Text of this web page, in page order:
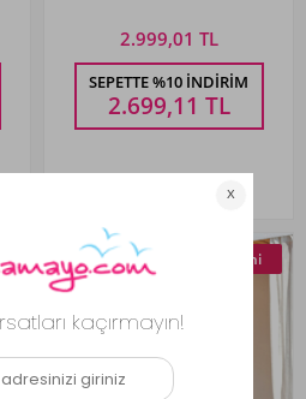
2.999,01 TL
SEPETTE %10 İNDIRIM
2.699,11 TL
Yeni